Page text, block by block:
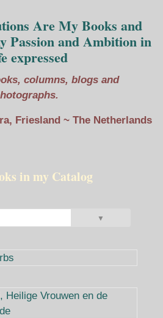
Are My Books and
Passion and Ambition in
expressed
columns, blogs and
Friesland ~ The Netherlands
in my Catalog
▼